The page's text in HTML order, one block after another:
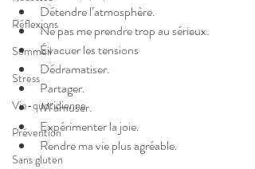
Réflexions
Sommeil
Stress
Vie-quotidienne
Prévention
Sans gluten
Détendre l’atmosphère.
Ne pas me prendre trop au sérieux.
Évacuer les tensions
Dédramatiser.
Partager.
M’amuser.
Expérimenter la joie.
Rendre ma vie plus agréable.